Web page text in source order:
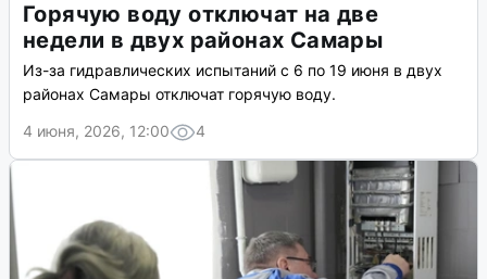
Горячую воду отключат на две
недели в двух районах Самары
Из-за гидравлических испытаний с 6 по 19 июня в двух
районах Самары отключат горячую воду.
4 июня, 2026, 12:00
4